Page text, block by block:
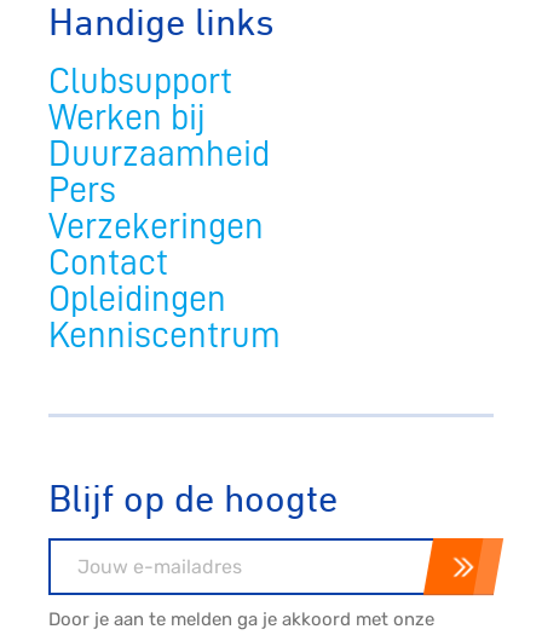
Handige links
Clubsupport
Werken bij
Duurzaamheid
Pers
Verzekeringen
Contact
Opleidingen
Kenniscentrum
Blijf op de hoogte
Door je aan te melden ga je akkoord met onze